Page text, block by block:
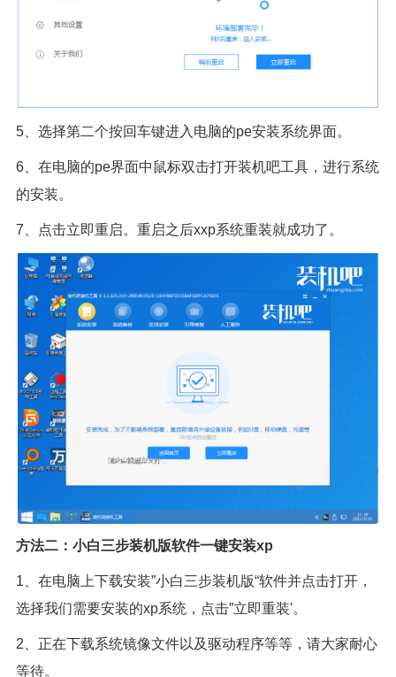
5、选择第二个按回车键进入电脑的pe安装系统界面。
6、在电脑的pe界面中鼠标双击打开装机吧工具，进行系统
的安装。
7、点击立即重启。重启之后xxp系统重装就成功了。
方法二：小白三步装机版软件一键安装xp
1、在电脑上下载安装”小白三步装机版“软件并点击打开，
选择我们需要安装的xp系统，点击”立即重装'。
2、正在下载系统镜像文件以及驱动程序等等，请大家耐心
等待。